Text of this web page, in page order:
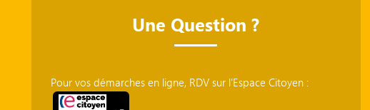
Une Question ?
Pour vos démarches en ligne, RDV sur l'Espace Citoyen :